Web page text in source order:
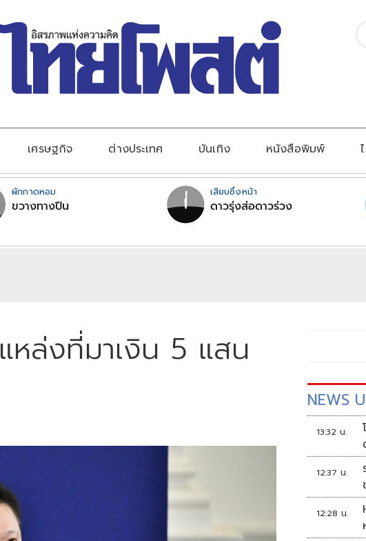
เศรษฐกิจ ต่างประเทศ บันเทิง หนังสือพิมพ์
ผักกาดหอม
ขวางทางปืน
เสียบซึ่งหน้า
ดาวรุ่งส่อดาวร่วง
ล่งที่มาเงิน 5 แสน
NEWS
13:32 น.
12:37 น.
12:28 น.